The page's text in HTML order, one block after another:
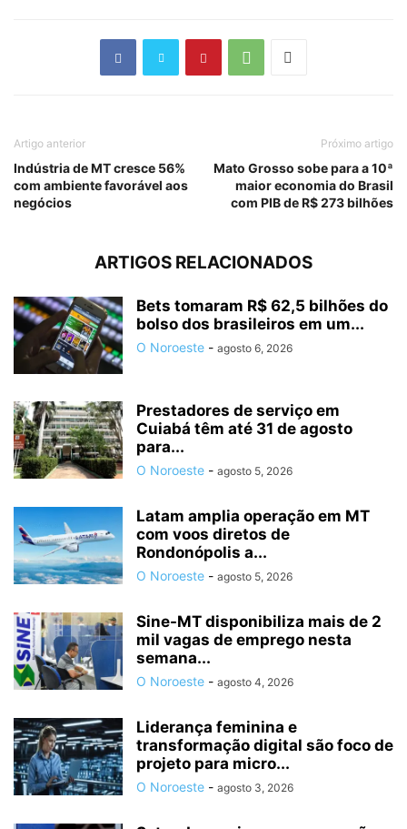
Artigo anterior
Indústria de MT cresce 56%
com ambiente favorável aos
negócios
Próximo artigo
Mato Grosso sobe para a 10ª
maior economia do Brasil
com PIB de R$ 273 bilhões
ARTIGOS RELACIONADOS
Bets tomaram R$ 62,5 bilhões do
bolso dos brasileiros em um...
O Noroeste - agosto 6, 2026
Prestadores de serviço em
Cuiabá têm até 31 de agosto
para...
O Noroeste - agosto 5, 2026
Latam amplia operação em MT
com voos diretos de
Rondonópolis a...
O Noroeste - agosto 5, 2026
Sine-MT disponibiliza mais de 2
mil vagas de emprego nesta
semana...
O Noroeste - agosto 4, 2026
Liderança feminina e
transformação digital são foco de
projeto para micro...
O Noroeste - agosto 3, 2026